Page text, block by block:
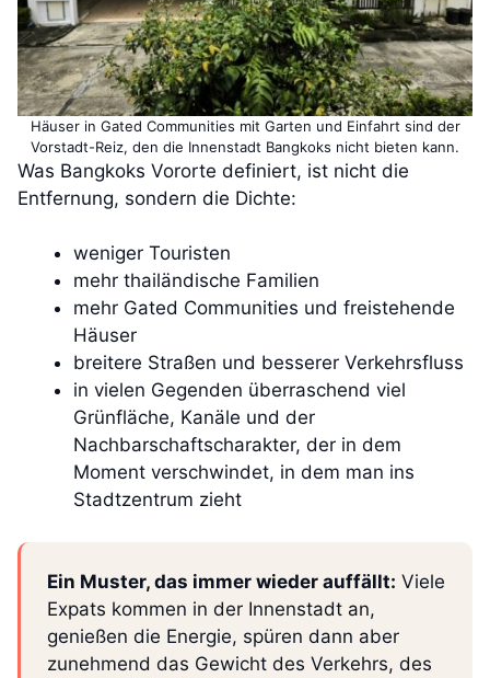
Häuser in Gated Communities mit Garten und Einfahrt sind der
Vorstadt-Reiz, den die Innenstadt Bangkoks nicht bieten kann.
Was Bangkoks Vororte definiert, ist nicht die
Entfernung, sondern die Dichte:
weniger Touristen
mehr thailändische Familien
mehr Gated Communities und freistehende
Häuser
breitere Straßen und besserer Verkehrsfluss
in vielen Gegenden überraschend viel
Grünfläche, Kanäle und der
Nachbarschaftscharakter, der in dem
Moment verschwindet, in dem man ins
Stadtzentrum zieht
Ein Muster, das immer wieder auffällt: Viele
Expats kommen in der Innenstadt an,
genießen die Energie, spüren dann aber
zunehmend das Gewicht des Verkehrs, des